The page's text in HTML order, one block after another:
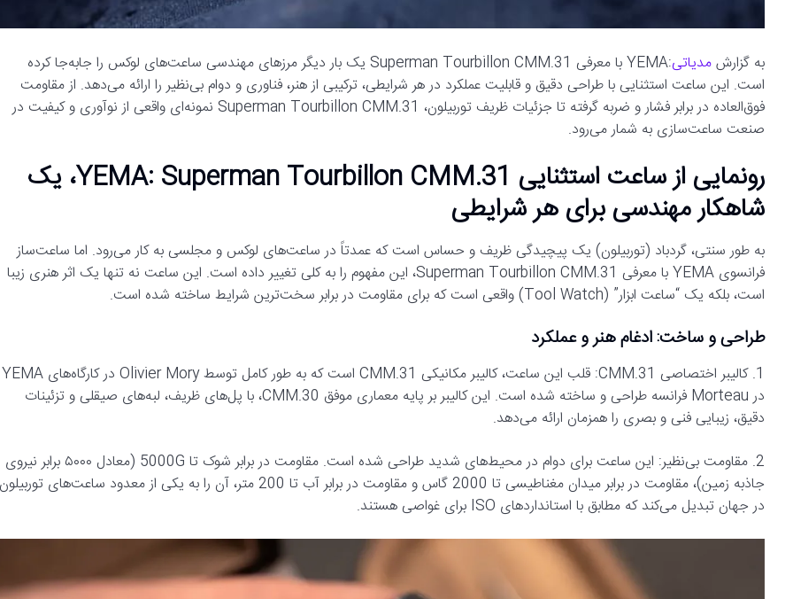
به گزارشمدیاتی
:YEMA با معرفی Superman Tourbillon CMM.31 یک بار دیگر مرزهای مهندسی ساعت‌های لوکس را جابه‌جا کرده
است. این ساعت استثنایی با طراحی دقیق و قابلیت عملکرد در هر شرایطی، ترکیبی از هنر، فناوری و دوام بی‌نظیر را ارائه می‌دهد. از مقاومت
فوق‌العاده در برابر فشار و ضربه گرفته تا جزئیات ظریف توربیلون، Superman Tourbillon CMM.31 نمونه‌ای واقعی از نوآوری و کیفیت در
صنعت ساعت‌سازی به شمار می‌رود.
رونمایی از ساعت استثنایی YEMA: Superman Tourbillon CMM.31، یک
شاهکار مهندسی برای هر شرایطی
به طور سنتی، گردباد (توربیلون) یک پیچیدگی ظریف و حساس است که عمدتاً در ساعت‌های لوکس و مجلسی به کار می‌رود. اما ساعت‌ساز
فرانسوی YEMA با معرفی Superman Tourbillon CMM.31، این مفهوم را به کلی تغییر داده است. این ساعت نه تنها یک اثر هنری زیبا
است، بلکه یک “ساعت ابزار” (Tool Watch) واقعی است که برای مقاومت در برابر سخت‌ترین شرایط ساخته شده است.
طراحی و ساخت: ادغام هنر و عملکرد
1. کالیبر اختصاصی CMM.31: قلب این ساعت، کالیبر مکانیکی CMM.31 است که به طور کامل توسط Olivier Mory در کارگاه‌های YEMA
در Morteau فرانسه طراحی و ساخته شده است. این کالیبر بر پایه معماری موفق CMM.30، با پل‌های ظریف، لبه‌های صیقلی و تزئینات
دقیق، زیبایی فنی و بصری را همزمان ارائه می‌دهد.
2. مقاومت بی‌نظیر: این ساعت برای دوام در محیط‌های شدید طراحی شده است. مقاومت در برابر شوک تا 5000G (معادل ۵۰۰۰ برابر نیروی
جاذبه زمین)، مقاومت در برابر میدان مغناطیسی تا 2000 گاس و مقاومت در برابر آب تا 200 متر، آن را به یکی از معدود ساعت‌های توربیلون
در جهان تبدیل می‌کند که مطابق با استانداردهای ISO برای غواصی هستند.